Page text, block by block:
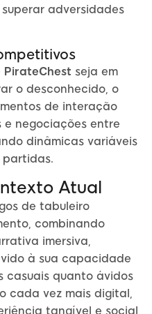
adversidades
PirateChest seja em
o desconhecido, o
de interação
e negociações entre
dinâmicas variáveis
partidas.
Atual
de tabuleiro
combinando
imersiva,
à sua capacidade
casuais quanto ávidos
cada vez mais digital,
tangível e social,